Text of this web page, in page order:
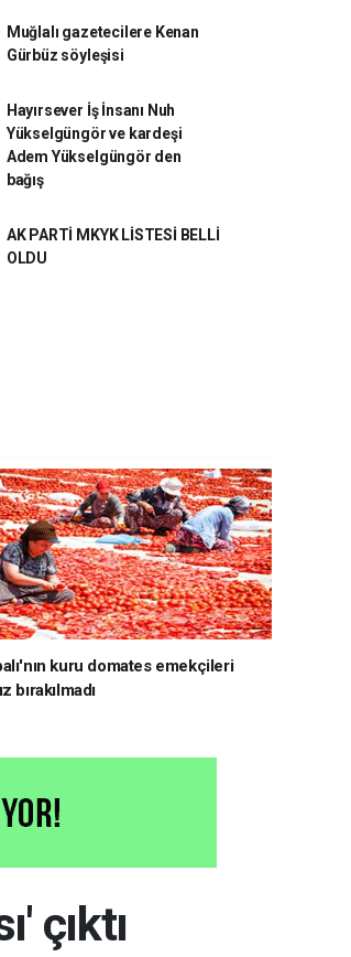
Muğlalı gazetecilere Kenan
Gürbüz söyleşisi
Hayırsever İş İnsanı Nuh
Yükselgüngör ve kardeşi
Adem Yükselgüngör den
bağış
AK PARTİ MKYK LİSTESİ BELLİ
OLDU
kuru domates emekçileri
bırakılmadı
çıktı